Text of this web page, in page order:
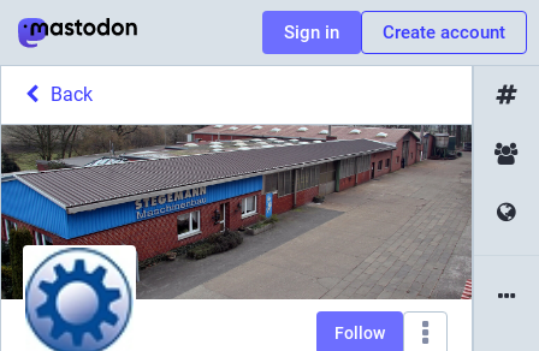
Sign in Create account
Back
Follow